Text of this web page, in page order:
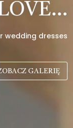
wedding dresses
GALERIĘ